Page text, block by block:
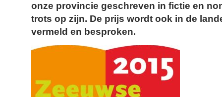
onze provincie geschreven in fictie en
trots op zijn. De prijs wordt ook in de
vermeld en besproken.